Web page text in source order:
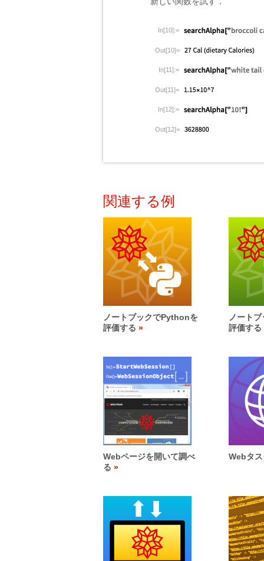
In[10]:=
Out[10]=
In[11]:=
Out[11]=
In[12]:=
Out[12]=
関連する例
ノートブックでPythonを
評価する
ノート
評価する
Webページを開いて調べ
る
Webタ